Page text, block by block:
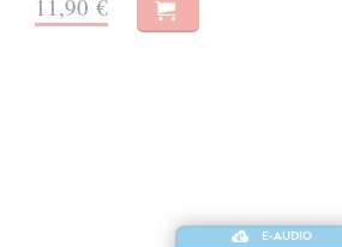
11,90 €
E-AUDIO